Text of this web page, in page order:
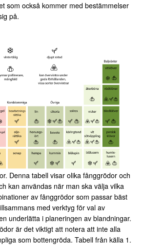
som också kommer med bestämmelser
på.
Denna tabell visar olika fånggrödor och
kan användas när man ska välja vilka
av fånggrödor som passar bäst
med verktyg för val av
underlätta i planeringen av blandningar.
är det viktigt att notera att inte alla
som bottengröda. Tabell från källa 1.